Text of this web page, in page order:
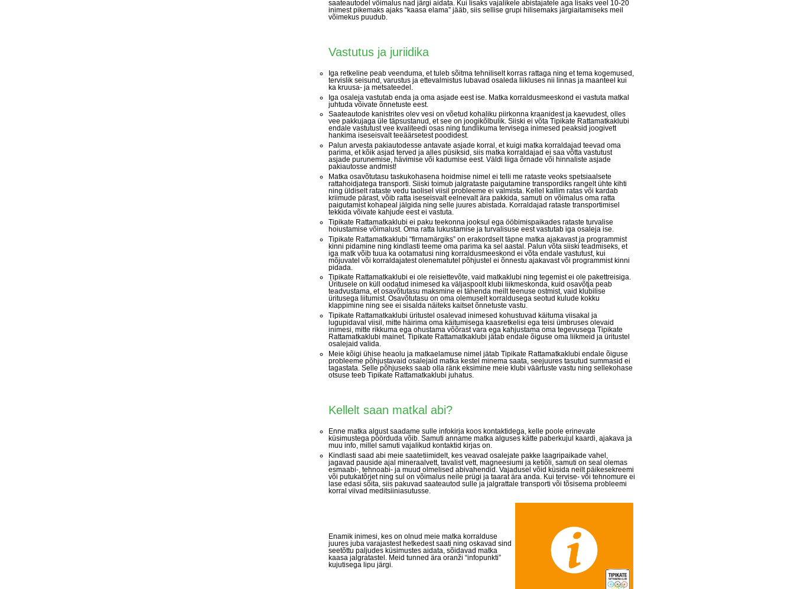
saateautodel võimalus nad järgi aidata. Kui lisaks vajalikele abistajatele aga lisaks veel 10-20
inimest pikemaks ajaks “kaasa elama” jääb, siis sellise grupi hilisemaks järgiaitamiseks meil
võimekus puudub.
Vastutus ja juriidika
Iga retkeline peab veenduma, et tuleb sõitma tehniliselt korras rattaga ning et tema kogemused,
tervislik seisund, varustus ja ettevalmistus lubavad osaleda liikluses nii linnas ja maanteel kui
ka kruusa- ja metsateedel.
Iga osaleja vastutab enda ja oma asjade eest ise. Matka korraldusmeeskond ei vastuta matkal
juhtuda võivate õnnetuste eest.
Saateautode kanistrites olev vesi on võetud kohaliku piirkonna kraanidest ja kaevudest, olles
vee pakkujaga üle täpsustanud, et see on joogikõlbulik. Siiski ei võta Tipikate Rattamatkaklubi
endale vastutust vee kvaliteedi osas ning tundlikuma tervisega inimesed peaksid joogivett
hankima iseseisvalt teeäärsetest poodidest.
Palun arvesta pakiautodesse antavate asjade korral, et kuigi matka korraldajad teevad oma
parima, et kõik asjad terved ja alles püsiksid, siis matka korraldajad ei saa võtta vastutust
asjade purunemise, hävimise või kadumise eest. Väldi liiga õrnade või hinnaliste asjade
pakiautosse andmist!
Matka osavõtutasu taskukohasena hoidmise nimel ei telli me rataste veoks spetsiaalsete
rattahoidjatega transporti. Siiski toimub jalgrataste paigutamine transpordiks rangelt ühte kihti
ning üldiselt rataste vedu taolisel viisil probleeme ei valmista. Kellel kallim ratas või kardab
kriimude pärast, võib ratta iseseisvalt eelnevalt ära pakkida, samuti on võimalus oma ratta
paigutamist kohapeal jälgida ning selle juures abistada. Korraldajad rataste transportimisel
tekkida võivate kahjude eest ei vastuta.
Tipikate Rattamatkaklubi ei paku teekonna jooksul ega ööbimispaikades rataste turvalise
hoiustamise võimalust. Oma ratta lukustamise ja turvalisuse eest vastutab iga osaleja ise.
Tipikate Rattamatkaklubi “firmamärgiks” on erakordselt täpne matka ajakavast ja programmist
kinni pidamine ning kindlasti teeme oma parima ka sel aastal. Palun võta siiski teadmiseks, et
iga matk võib tuua ka ootamatusi ning korraldusmeeskond ei võta endale vastutust, kui
mõjuvatel või korraldajatest olenematutel põhjustel ei õnnestu ajakavast või programmist kinni
pidada.
Tipikate Rattamatkaklubi ei ole reisiettevõte, vaid matkaklubi ning tegemist ei ole pakettreisiga.
Üritusele on küll oodatud inimesed ka väljaspoolt klubi liikmeskonda, kuid osavõtja peab
teadvustama, et osavõtutasu maksmine ei tähenda meilt teenuse ostmist, vaid klubilise
üritusega liitumist. Osavõtutasu on oma olemuselt korraldusega seotud kulude kokku
klappimine ning see ei sisalda näiteks kaitset õnnetuste vastu.
Tipikate Rattamatkaklubi üritustel osalevad inimesed kohustuvad käituma viisakal ja
lugupidaval viisil, mitte häirima oma käitumisega kaasretkelisi ega teisi ümbruses olevaid
inimesi, mitte rikkuma ega ohustama võõrast vara ega kahjustama oma tegevusega Tipikate
Rattamatkaklubi mainet. Tipikate Rattamatkaklubi jätab endale õiguse oma liikmeid ja üritustel
osalejaid valida.
Meie kõigi ühise heaolu ja matkaelamuse nimel jätab Tipikate Rattamatkaklubi endale õiguse
probleeme põhjustavaid osalejaid matka kestel minema saata, seejuures tasutud summasid ei
tagastata. Selle põhjuseks saab olla ränk eksimine meie klubi väärtuste vastu ning sellekohase
otsuse teeb Tipikate Rattamatkaklubi juhatus.
Kellelt saan matkal abi?
Enne matka algust saadame sulle infokirja koos kontaktidega, kelle poole erinevate
küsimustega pöörduda võib. Samuti anname matka alguses kätte paberkujul kaardi, ajakava ja
muu info, millel samuti vajalikud kontaktid kirjas on.
Kindlasti saad abi meie saatetiimidelt, kes veavad osalejate pakke laagripaikade vahel,
jagavad pauside ajal mineraalvett, tavalist vett, magneesiumi ja ketiõli, samuti on seal olemas
esmaabi-, tehnoabi- ja muud olmelised abivahendid. Vajadusel võid küsida neilt päikesekreemi
või putukatõrjet ning sul on võimalus neile prügi ja taarat ära anda. Kui tervise- või tehnomure ei
lase edasi sõita, siis pakuvad saateautod sulle ja jalgrattale transporti või tõsisema probleemi
korral viivad meditsiiniasutusse.
Enamik inimesi, kes on olnud meie matka korralduse
juures juba varajastest hetkedest saati ning oskavad sind
seetõttu paljudes küsimustes aidata, sõidavad matka
kaasa jalgratastel. Meid tunned ära oranži “infopunkti”
kujutisega lipu järgi.